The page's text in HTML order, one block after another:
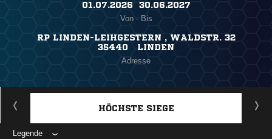
01.07.2026 ​ 30.06.2027
Von - Bis
RP LINDEN-LEIHGESTERN , WALDSTR. 32
35440 LINDEN
Adresse
HÖCHSTE SIEGE
Legende